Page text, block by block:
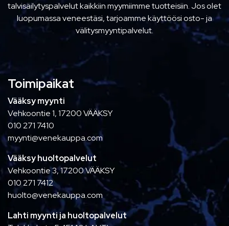
talvisäilytyspalvelut kaikkiin myymiimme tuotteisiin. Jos olet
luopumassa veneestäsi, tarjoamme käyttöösi osto- ja
välitysmyyntipalvelut.
Toimipaikat
Vääksy myynti
Vehkoontie 1, 17200 VÄÄKSY
010 271 7410
myynti@venekauppa.com
Vääksy huoltopalvelut
Vehkoontie 3, 17200 VÄÄKSY
010 271 7412
huolto@venekauppa.com
Lahti myynti ja huoltopalvelut